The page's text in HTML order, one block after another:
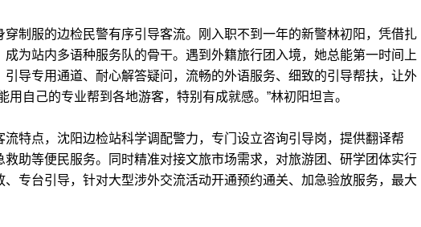
服的边检民警有序引导客流。刚入职不到一年的新警林初阳，凭借扎
成为站内多语种服务队的骨干。遇到外籍旅行团入境，她总能第一时间上
引导专用通道、耐心解答疑问，流畅的外语服务、细致的引导帮扶，让外
用自己的专业帮到各地游客，特别有成就感。”林初阳坦言。
点，沈阳边检站科学调配警力，专门设立咨询引导岗，提供翻译帮
救助等便民服务。同时精准对接文旅市场需求，对旅游团、研学团体实行
、专台引导，针对大型涉外交流活动开通预约通关、加急验放服务，最大